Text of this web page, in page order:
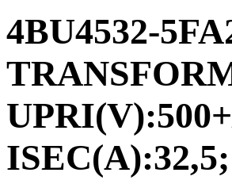
4BU4532-